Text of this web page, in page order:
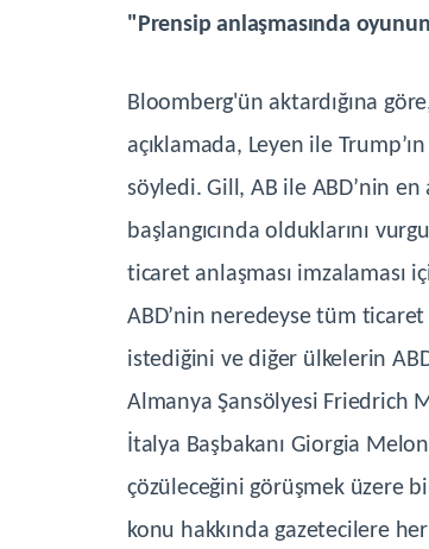
"Prensip anlaşmasında
Bloomberg'ün aktardığına
açıklamada, Leyen ile
söyledi. Gill, AB ile ABD’nin
başlangıcında olduklarını
ticaret anlaşması imzalaması
ABD’nin neredeyse tüm
istediğini ve diğer ülkelerin
Almanya Şansölyesi Friedrich
İtalya Başbakanı Giorgia
çözüleceğini görüşmek üzere
konu hakkında gazetecilere